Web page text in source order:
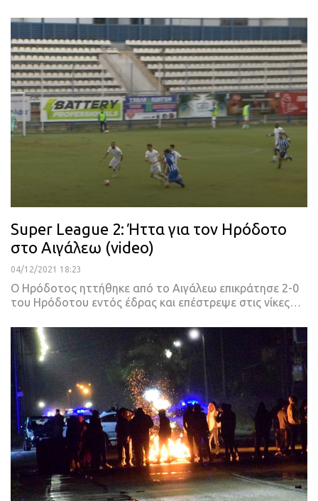
Super League 2: Ήττα για τον Ηρόδοτο
στο Αιγάλεω (video)
04/12/2021 18:23
Ο Ηρόδοτος ηττήθηκε από το Αιγάλεω επικράτησε 2-0
του Ηρόδοτου εντός έδρας και επέστρεψε στις νίκες…